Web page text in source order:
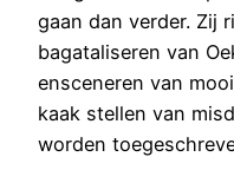
gaan dan verder. Zij
bagataliseren van
ensceneren van
kaak stellen van
worden